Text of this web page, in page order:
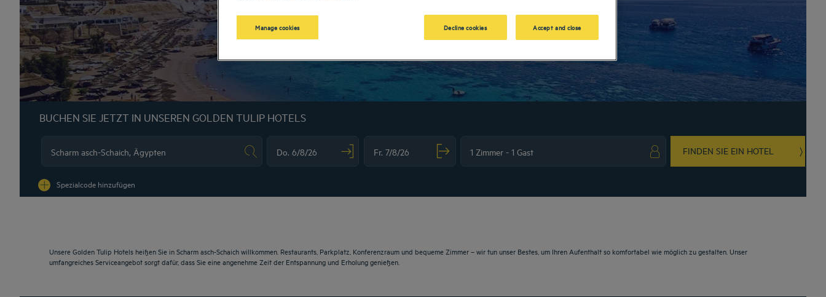
BUCHEN SIE JETZT IN UNSEREN GOLDEN TULIP HOTELS
FINDEN SIE EIN HOTEL
Spezialcode hinzufügen
Unsere Golden Tulip Hotels heißen Sie in Scharm asch-Schaich willkommen. Restaurants, Parkplatz, Konferenzraum und bequeme Zimmer – wir tun unser Bestes, um Ihren Aufenthalt so komfortabel wie möglich zu gestalten. Unser
umfangreiches Serviceangebot sorgt dafür, dass Sie eine angenehme Zeit der Entspannung und Erholung genießen.
Manage cookies Decline cookies Accept and close